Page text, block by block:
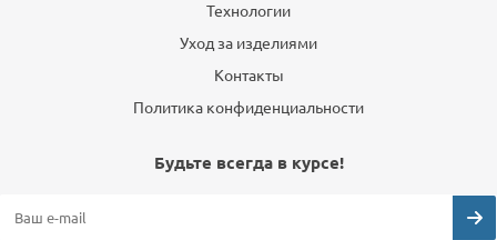
Технологии
Уход за изделиями
Контакты
Политика конфиденциальности
Будьте всегда в курсе!